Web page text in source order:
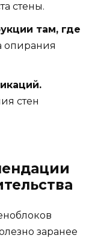
стены.
там, где
опирания
стен
заранее